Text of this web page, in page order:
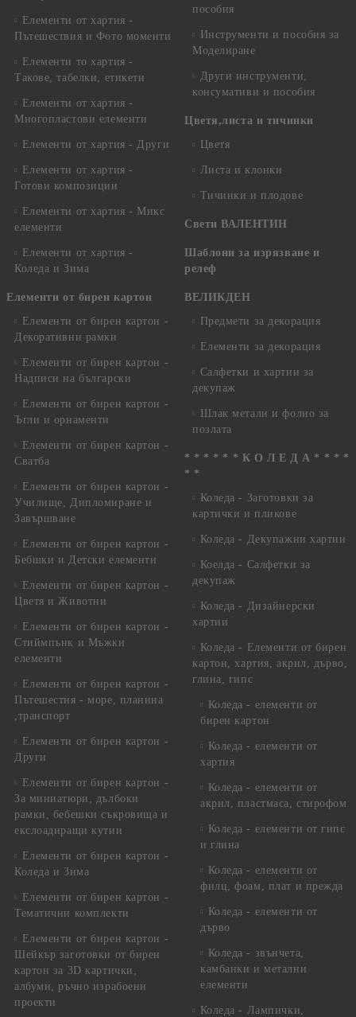
Елементи от хартия -
Пътешествия и Фото моменти
Елементи то хартия -
Такове, табелки, етикети
Елементи от хартия -
Многопластови елементи
Елементи от хартия - Други
Елементи от хартия -
Готови композиции
Елементи от хартия - Микс
елементи
Елементи от хартия -
Коледа и Зима
Елементи от бирен картон
Елементи от бирен картон -
Декоративни рамки
Елементи от бирен картон -
Надписи на български
Елементи от бирен картон -
Ъгли и орнаменти
Елементи от бирен картон -
Сватба
Елементи от бирен картон -
Училище, Дипломиране и
Завършване
Елементи от бирен картон -
Бебшки и Детски елементи
Елементи от бирен картон -
Цветя и Животни
Елементи от бирен картон -
Стиймпънк и Мъжки
елементи
Елементи от бирен картон -
Пътешестия - море, планина
,транспорт
Елементи от бирен картон -
Други
Елементи от бирен картон -
За миниатюри, дълбоки
рамки, бебешки съкровища и
екслоадиращи кутии
Елементи от бирен картон -
Коледа и Зима
Елементи от бирен картон -
Тематични комплекти
Елементи от бирен картон -
Шейкър заготовки от бирен
картон за 3D картички,
албуми, ръчно израбоени
проекти
пособия
Инструменти и пособия за
Моделиране
Други инструменти,
консумативи и пособия
Цветя,листа и тичинки
Цветя
Листа и клонки
Тичинки и плодове
Свети ВАЛЕНТИН
Шаблони за изрязване и
релеф
ВЕЛИКДЕН
Предмети за декорация
Елементи за декорация
Салфетки и хартии за
декупаж
Шлак метали и фолио за
позлата
* * * * * * К О Л Е Д А * * * *
* *
Коледа - Заготовки за
картички и пликове
Коледа - Декупажни хартии
Коелда - Салфетки за
декупаж
Коледа - Дизайнерски
хартии
Коледа - Eлементи от бирен
картон, хартия, акрил, дърво,
глина, гипс
Коледа - елементи от
бирен картон
Коледа - елементи от
хартия
Коледа - елементи от
акрил, пластмаса, стирофом
Коледа - елементи от гипс
и глина
Коледа - елементи от
филц, фоам, плат и прежда
Коледа - елементи от
дърво
Коледа - звънчета,
камбанки и метални
елементи
Коледа - Лампички,